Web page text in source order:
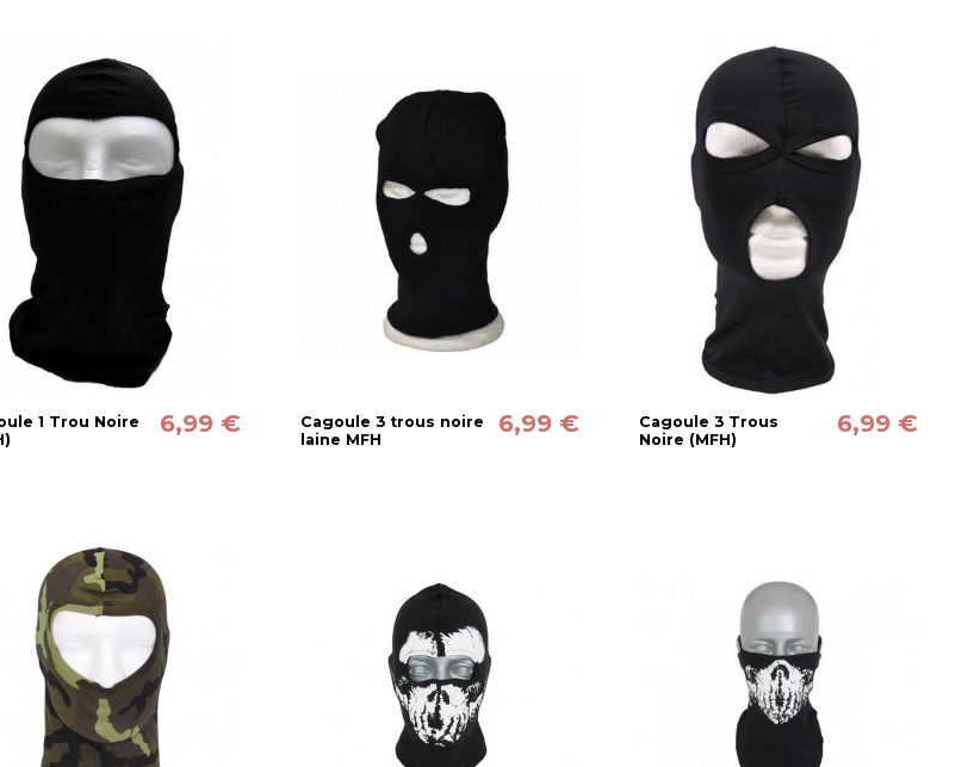
1 Trou Noire
6,99 €
Cagoule 3 trous noire
laine MFH
6,99 €
Cagoule 3 Trous
Noire (MFH)
6,99 €